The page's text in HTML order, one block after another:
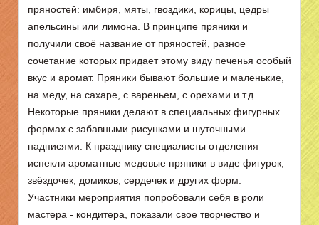
пряностей: имбиря, мяты, гвоздики, корицы, цедры
апельсины или лимона. В принципе пряники и
получили своё название от пряностей, разное
сочетание которых придает этому виду печенья особый
вкус и аромат. Пряники бывают большие и маленькие,
на меду, на сахаре, с вареньем, с орехами и т.д.
Некоторые пряники делают в специальных фигурных
формах с забавными рисунками и шуточными
надписями. К празднику специалисты отделения
испекли ароматные медовые пряники в виде фигурок,
звёздочек, домиков, сердечек и других форм.
Участники мероприятия попробовали себя в роли
мастера - кондитера, показали свое творчество и